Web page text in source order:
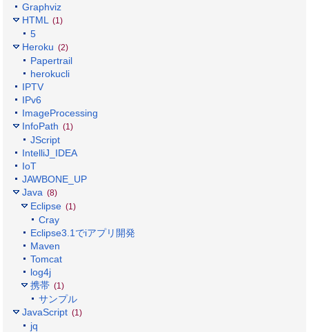
Graphviz
HTML
(1)
5
Heroku (2)
Papertrail
herokucli
IPTV
IPv6
ImageProcessing
InfoPath (1)
JScript
IntelliJ_IDEA
IoT
JAWBONE_UP
Java (8)
Eclipse (1)
Cray
Eclipse3.1でiアプリ開発
Maven
Tomcat
log4j
携帯 (1)
サンプル
JavaScript (1)
jq